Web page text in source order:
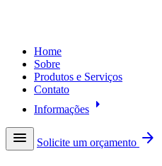
Home
Sobre
Produtos e Serviços
Contato
Informações arrow_right
menu
Solicite um orçamento arrow_forward